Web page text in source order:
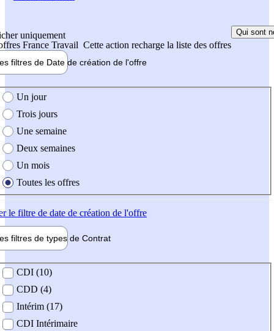
uniquement
France Travail Cette action recharge la liste des offres
Qui sont
filtres de Date de création de l'offre
création de l'offre
Un jour
Trois jours
Une semaine
Deux semaines
Un mois
Toutes les offres
le filtre de date de création de l'offre
filtres de types de Contrat
contrat
CDI (10)
CDD (4)
Intérim (17)
CDI Intérimaire